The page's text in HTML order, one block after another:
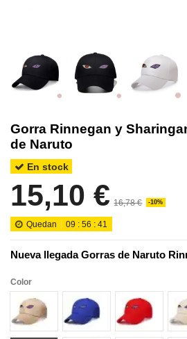
Gorra Rinnegan y
de Naruto
En stock
15,10 € 16,78 € -10%
Quedan 09 :56 :40
Nueva llegada Gorras de Naruto
Color
Khaki
Royal blue Red